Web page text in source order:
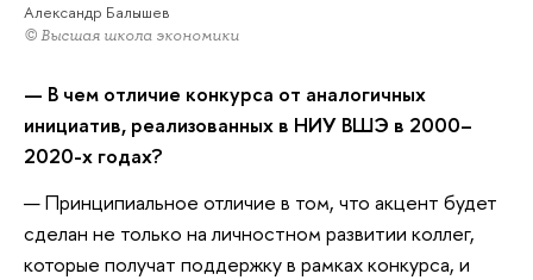
Александр Балышев
© Высшая школа экономики
— В чем отличие конкурса от аналогичных
инициатив, реализованных в НИУ ВШЭ в 2000–
2020-х годах?
— Принципиальное отличие в том, что акцент будет
сделан не только на личностном развитии коллег,
которые получат поддержку в рамках конкурса, и